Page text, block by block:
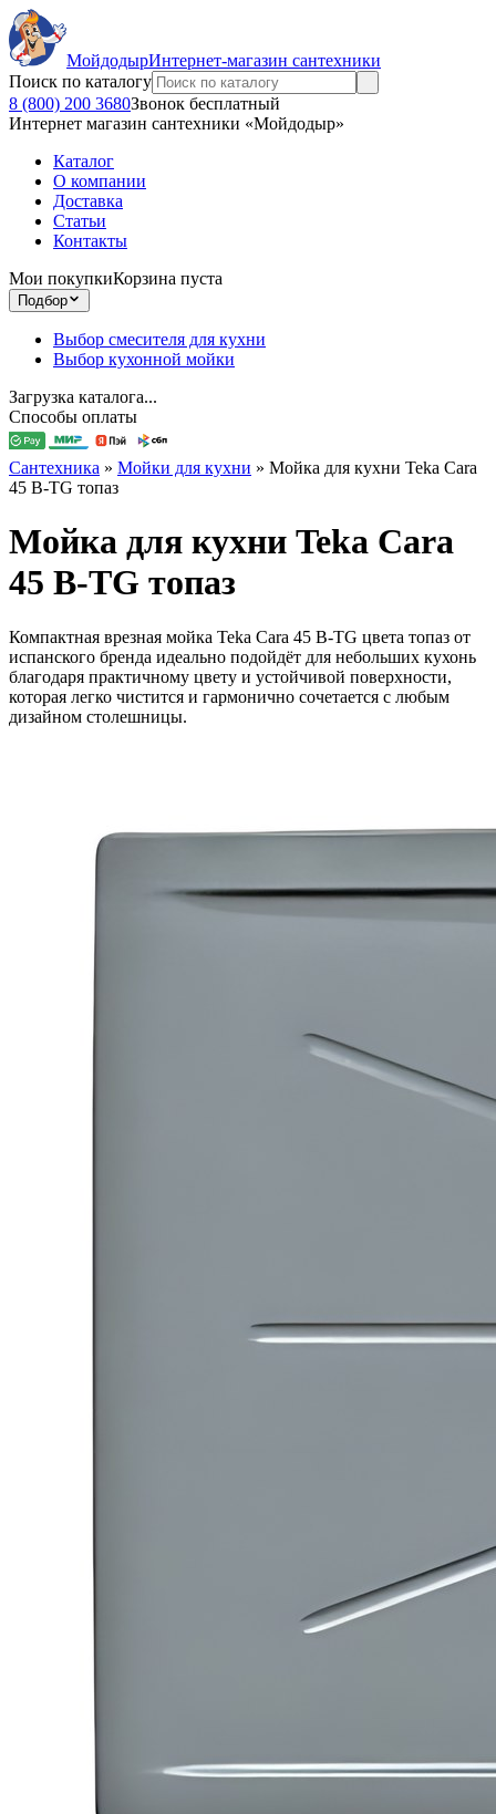
МойдодырИнтернет-магазин сантехники
Поиск по каталогу
8 (800) 200 3680Звонок бесплатный
Интернет магазин сантехники «Мойдодыр»
Каталог
О компании
Доставка
Статьи
Контакты
Мои покупкиКорзина пуста
Подбор
Выбор смесителя для кухни
Выбор кухонной мойки
Загрузка каталога...
Способы оплаты
Сантехника » Мойки для кухни » Мойка для кухни Teka Cara
45 B-TG топаз
Мойка для кухни Teka Cara
45 B-TG топаз
Компактная врезная мойка Teka Cara 45 B-TG цвета топаз от
испанского бренда идеально подойдёт для небольших кухонь
благодаря практичному цвету и устойчивой поверхности,
которая легко чистится и гармонично сочетается с любым
дизайном столешницы.